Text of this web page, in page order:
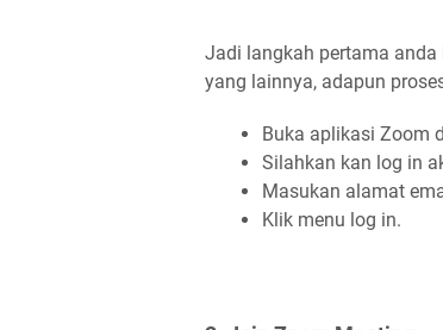
Jadi langkah pertama
yang lainnya, adapun
Buka aplikasi Zoom
Silahkan kan log in
Masukan alamat
Klik menu log in.